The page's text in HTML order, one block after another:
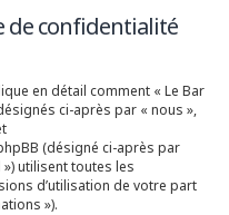
de confidentialité
en détail comment « Le Bar
ci-après par « nous »,
(désigné ci-après par
utilisent toutes les
d’utilisation de votre part
»).